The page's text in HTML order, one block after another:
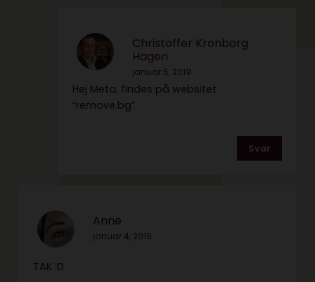
Christoffer Kronborg
Hagen
januar 5, 2019
Hej Meta, findes på websitet
“remove.bg”
Svar
Anne
januar 4, 2019
TAK :D